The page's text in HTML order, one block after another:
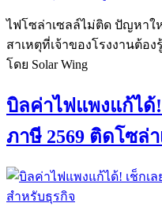
ไฟโซล่าเซลล์ไม่ติด ปัญหาใ
สาเหตุที่เจ้าของโรงงานต้
โดย Solar Wing
บิลค่าไฟแพงแก้ได้
ภาษี 2569 ติดโซล่